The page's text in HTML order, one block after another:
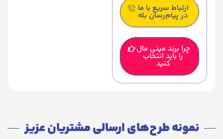
ارتباط سریع با ما
در پیام‌رسان بله
چرا برند مینی مال
را باید انتخاب
کنید
نمونه طرح‌های ارسالی مشتریان عزیز